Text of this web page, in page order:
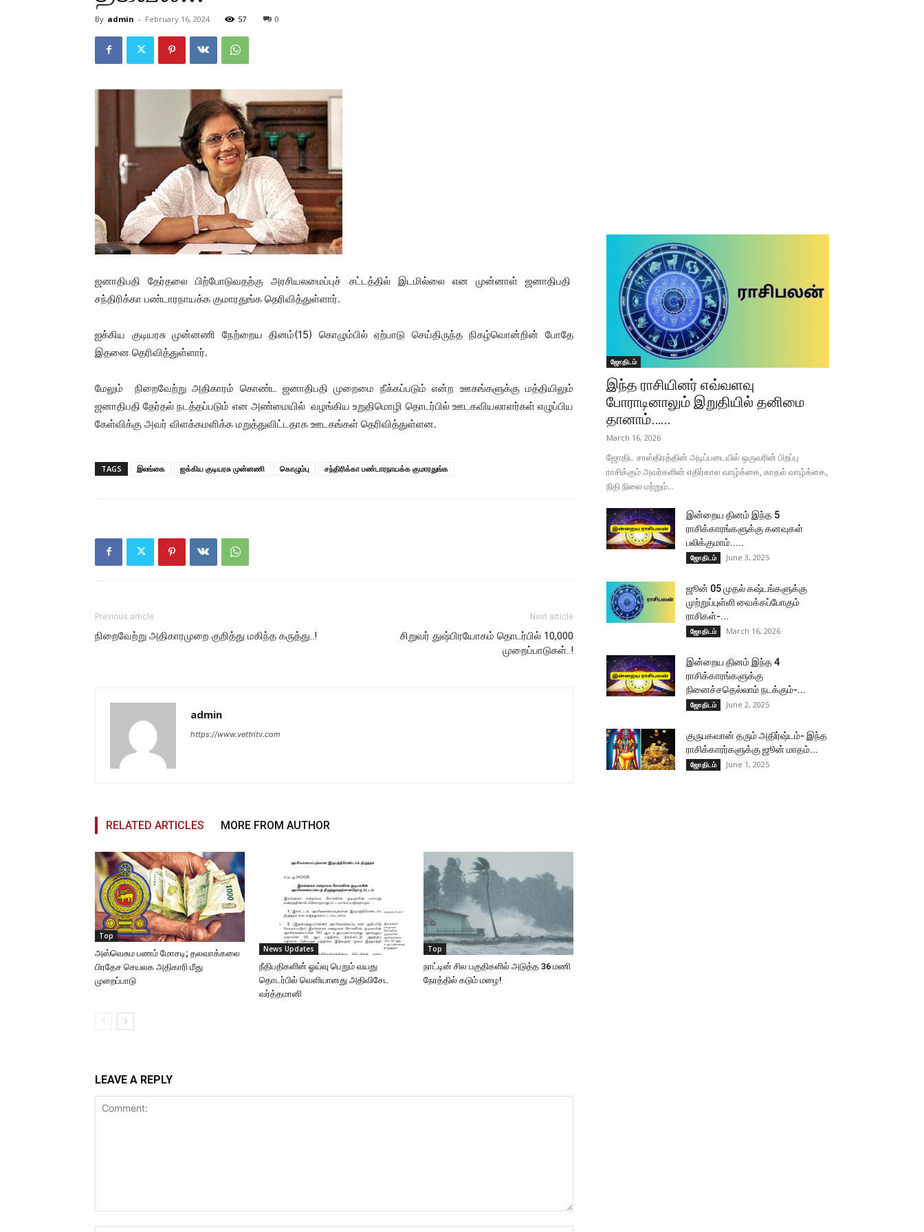
By admin - February 16, 2024 57 0
ஜனாதிபதி தேர்தலை பிற்போடுவதற்கு அரசியலமைப்புச் சட்டத்தில் இடமில்லை என முன்னாள் ஜனாதிபதி
சந்திரிக்கா பண்டாரநாயக்க குமாரதுங்க தெரிவித்துள்ளார்.
ஐக்கிய குடியரசு முன்னணி நேற்றைய தினம்(15) கொழும்பில் ஏற்பாடு செய்திருந்த நிகழ்வொன்றின் போதே
இதனை தெரிவித்துள்ளார்.
மேலும் நிறைவேற்று அதிகாரம் கொண்ட ஜனாதிபதி முறைமை நீக்கப்படும் என்ற ஊகங்களுக்கு மத்தியிலும்
ஜனாதிபதி தேர்தல் நடத்தப்படும் என அண்மையில் வழங்கிய உறுதிமொழி தொடர்பில் ஊடகவியலாளர்கள் எழுப்பிய
கேள்விக்கு அவர் விளக்கமளிக்க மறுத்துவிட்டதாக ஊடகங்கள் தெரிவித்துள்ளன.
TAGS இலங்கை ஐக்கிய குடியரசு முன்னணி கொழும்பு சந்திரிக்கா பண்டாரநாயக்க குமாரதுங்க
Previous article
நிறைவேற்று அதிகாரமுறை குறித்து மகிந்த கருத்து..!
Next article
சிறுவர் துஷ்பிரயோகம் தொடர்பில் 10,000
முறைப்பாடுகள்..!
admin
https://www.vettritv.com
RELATED ARTICLES MORE FROM AUTHOR
Top
அஸ்வெசும பணம் மோசடி; தலவாக்கலை
பிரதேச செயலக அதிகாரி மீது
முறைப்பாடு
News Updates
நீதிபதிகளின் ஓய்வு பெறும் வயது
தொடர்பில் வெளியானது அதிவிசேட
வர்த்தமானி
Top
நாட்டின் சில பகுதிகளில் அடுத்த 36 மணி
நேரத்தில் கடும் மழை!
LEAVE A REPLY
ஜோதிடம்
இந்த ராசியினர் எவ்வளவு
போராடினாலும் இறுதியில் தனிமை
தானாம்…...
March 16, 2026
ஜோதிட சாஸ்திரத்தின் அடிப்படையில் ஒருவரின் பிறப்பு
ராசிக்கும் அவர்களின் எதிர்கால வாழ்க்கை, காதல் வாழ்க்கை,
நிதி நிலை மற்றும்...
இன்றைய தினம் இந்த 5
ராசிக்காரங்களுக்கு கனவுகள்
பலிக்குமாம்.....
ஜோதிடம் June 3, 2025
ஜூன் 05 முதல் கஷ்டங்களுக்கு
முற்றுப்புள்ளி வைக்கப்போகும்
ராசிகள்-...
ஜோதிடம் March 16, 2026
இன்றைய தினம் இந்த 4
ராசிக்காரங்களுக்கு
நினைச்சதெல்லாம் நடக்கும்-...
ஜோதிடம் June 2, 2025
குருபகவான் தரும் அதிர்ஷ்டம்- இந்த
ராசிக்காரர்களுக்கு ஜூன் மாதம்...
ஜோதிடம் June 1, 2025